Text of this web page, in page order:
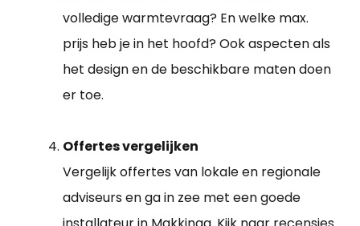
volledige warmtevraag? En welke max.
prijs heb je in het hoofd? Ook aspecten als
het design en de beschikbare maten doen
er toe.
Offertes vergelijken
Vergelijk offertes van lokale en regionale
adviseurs en ga in zee met een goede